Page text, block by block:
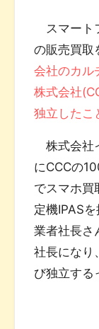
スマート
の販売買取
会社のカル
株式会社
独立したこ
株式会社
にCCCの
でスマホ買
定機IPAS
業者社長さ
社長になり
び独立する